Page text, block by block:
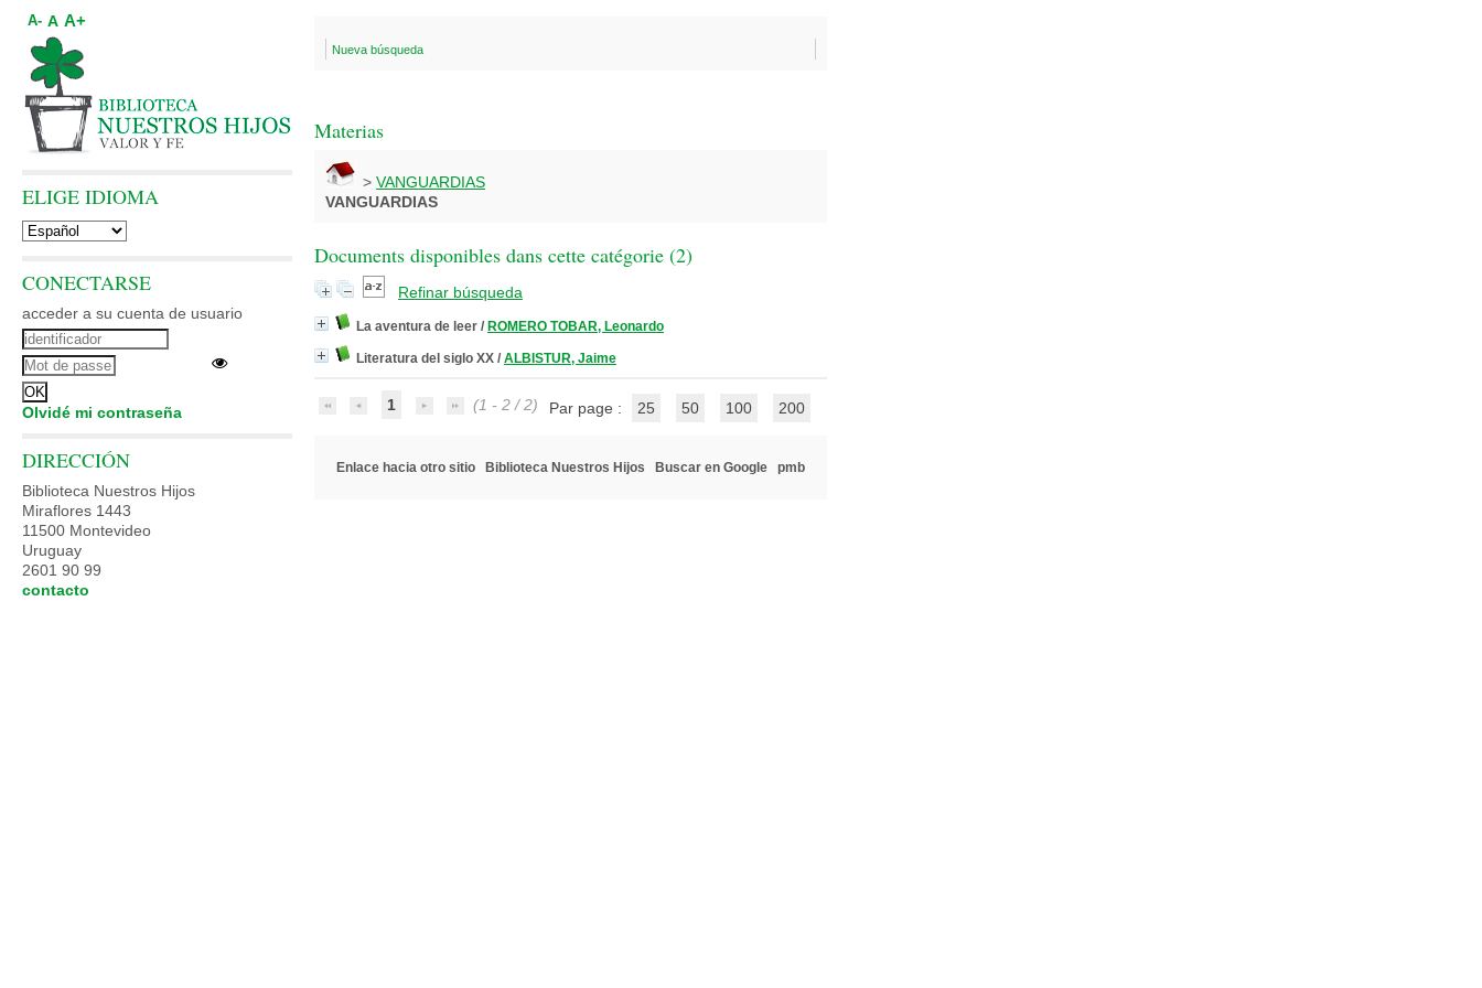
Nueva búsqueda
Materias
> VANGUARDIAS
VANGUARDIAS
Documents disponibles dans cette catégorie (2)
Refinar búsqueda
La aventura de leer / ROMERO TOBAR, Leonardo
Literatura del siglo XX / ALBISTUR, Jaime
1 (1 - 2 / 2) Par page : 25 50 100 200
Enlace hacia otro sitio Biblioteca Nuestros Hijos Buscar en Google pmb
A- A A+
ELIGE IDIOMA
CONECTARSE
acceder a su cuenta de usuario
Olvidé mi contraseña
DIRECCIÓN
Biblioteca Nuestros Hijos
Miraflores 1443
11500 Montevideo
Uruguay
2601 90 99
contacto